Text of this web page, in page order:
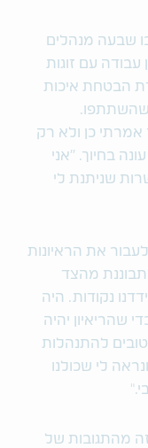
שבעה מנהלים
עבודה עם זוגות
הבטחת איכות
אמרתי כן ולא רק
בחיוך. "אני
שניתנת לי
את הראיונות
מהצד
נקודות. היה
שהריאיון יהיה
להתנהלות
לי שכולנו
מהתגובות של